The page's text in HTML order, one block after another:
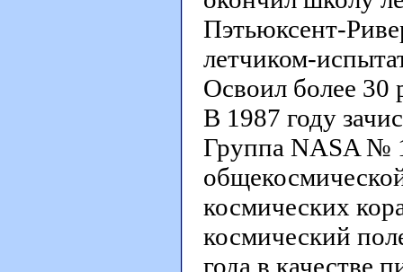
Пэтьюксент-
летчиком-
Освоил более 30
В 1987 году
Группа NASA №
космических
космический
года в качестве